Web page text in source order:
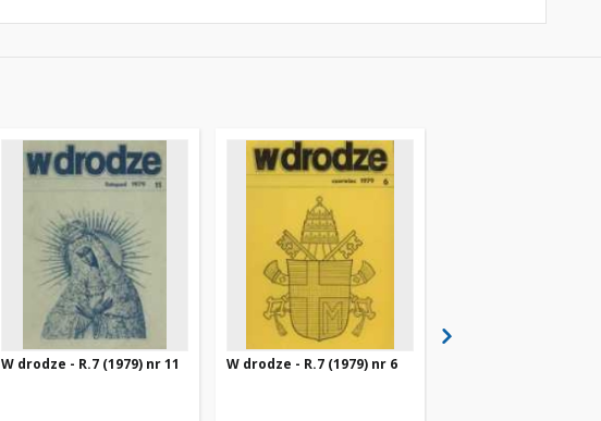
W drodze - R.7 (1979) nr 11 W drodze - R.7 (1979) nr 6